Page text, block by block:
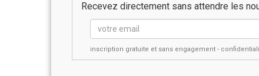
Recevez directement sans attendre les
inscription gratuite et sans engagement -